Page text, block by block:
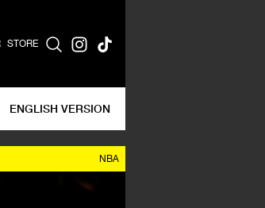
STORE
ENGLISH VERSION
NBA